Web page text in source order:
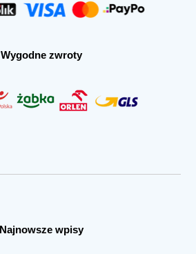
Wygodne zwroty
Najnowsze wpisy